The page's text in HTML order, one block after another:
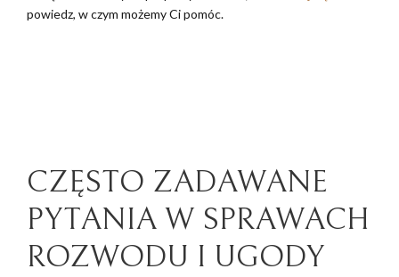
powiedz, w czym możemy Ci pomóc.
CZĘSTO ZADAWANE
PYTANIA W SPRAWACH
ROZWODU I UGODY